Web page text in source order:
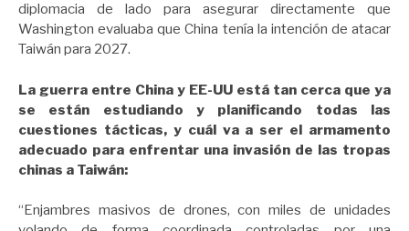
diplomacia de lado para asegurar directamente que
Washington evaluaba que China tenía la intención de atacar
Taiwán para 2027.
La guerra entre China y EE-UU está tan cerca que ya
se están estudiando y planificando todas las
cuestiones tácticas, y cuál va a ser el armamento
adecuado para enfrentar una invasión de las tropas
chinas a Taiwán:
“Enjambres masivos de drones, con miles de unidades